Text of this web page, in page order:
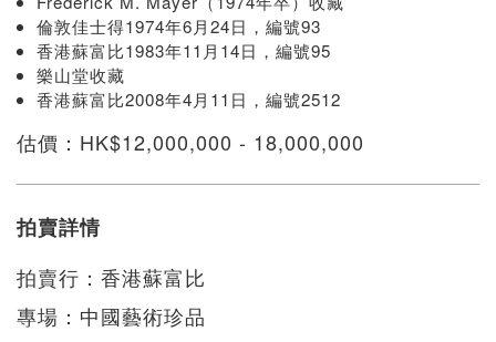
倫敦佳士得1974年6月24日，編號93
香港蘇富比1983年11月14日，編號95
樂山堂收藏
香港蘇富比2008年4月11日，編號2512
估價：HK$12,000,000 - 18,000,000
拍賣詳情
拍賣行：香港蘇富比
專場：中國藝術珍品